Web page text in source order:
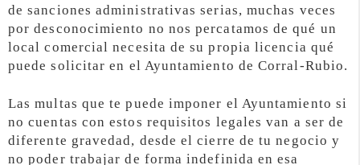
de sanciones administrativas serias, muchas veces
por desconocimiento no nos percatamos de qué un
local comercial necesita de su propia licencia qué
puede solicitar en el Ayuntamiento de Corral-Rubio.
Las multas que te puede imponer el Ayuntamiento si
no cuentas con estos requisitos legales van a ser de
diferente gravedad, desde el cierre de tu negocio y
no poder trabajar de forma indefinida en esa